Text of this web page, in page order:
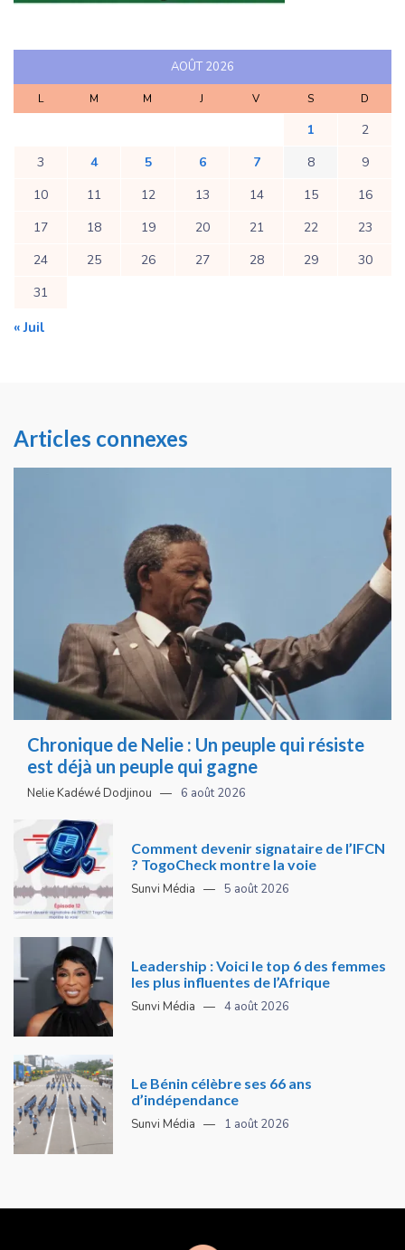
AOÛT 2026
L M M J V S D
1
2
3
4 5 6 7 8
9
10
11 12 13 14 15
16
17
18 19 20 21 22
23
24
25 26 27 28 29
30
31
« Juil
Articles connexes
Chronique de Nelie : Un peuple qui résiste
est déjà un peuple qui gagne
Nelie Kadéwé Dodjinou 6 août 2026
Comment devenir signataire de l’IFCN
? TogoCheck montre la voie
Sunvi Média 5 août 2026
Leadership : Voici le top 6 des femmes
les plus influentes de l’Afrique
Sunvi Média 4 août 2026
Le Bénin célèbre ses 66 ans
d’indépendance
Sunvi Média 1 août 2026